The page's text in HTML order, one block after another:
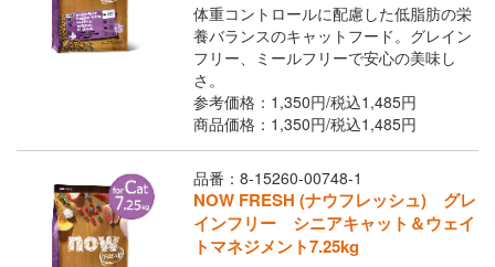
体重コントロールに配慮した低脂肪の栄
養バランスのキャットフード。グレイン
フリー、ミールフリーで安心の美味し
さ。
参考価格：1,350円/税込1,485円
商品価格：1,350円/税込1,485円
品番：8-15260-00748-1
NOW FRESH (ナウフレッシュ) グレ
インフリー シニアキャット＆ウェイ
トマネジメント7.25kg